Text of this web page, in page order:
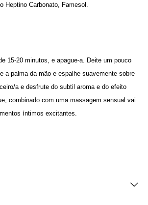
Heptino Carbonato, Famesol.
15-20 minutos, e apague-a. Deite um pouco
a palma da mão e espalhe suavemente sobre
a e desfrute do subtil aroma e do efeito
combinado com uma massagem sensual vai
íntimos excitantes.